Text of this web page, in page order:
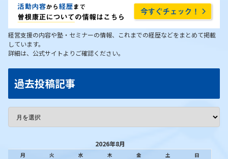
経営支援の内容や塾・セミナーの情報、これまでの経歴などをまとめて掲載
しています。
詳細は、公式サイトよりご確認ください。
過去投稿記事
2026年8月
月 火 水 木 金 土
日